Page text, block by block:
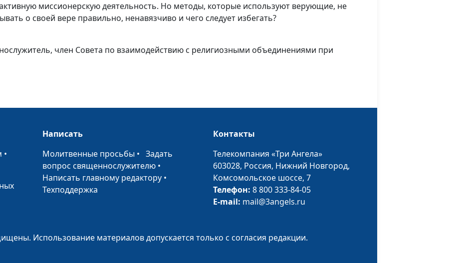
Христианство и
член Совета по
синодальный перевод
священнослужитель,
член Совета по
взаимодействию с
религиозными
объединениями при
Президенте РФ
«против»
Гончаров,
миссионерскую деятельность. Но методы, которые используют верующие, не
о своей вере правильно, ненавязчиво и чего следует избегать?
член Совета по взаимодействию с религиозными объединениями при
•
Написать
Молитвенные просьбы •Задать
вопрос священнослужителю •
Написать главному редактору •
Техподдержка
Контакты
Телекомпания «Три Ангела»
603028, Россия, Нижний Новгород,
Комсомольское шоссе, 7
Телефон: 8 800 333-84-05
E-mail: mail@3angels.ru
Использование материалов допускается только с согласия редакции.